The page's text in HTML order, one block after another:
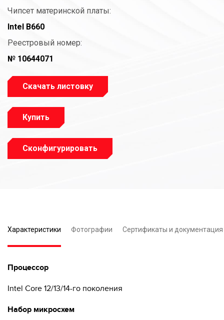
Чипсет материнской платы:
Intel B660
Реестровый номер:
№ 10644071
Скачать листовку
Купить
Сконфигурировать
Характеристики Фотографии Сертификаты и документация
Процессор
Intel Core 12/13/14-го поколения
Набор микросхем